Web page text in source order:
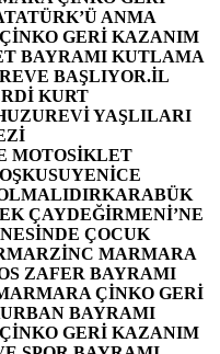
ANMA
GERİ KAZANIM
BAYRAMI KUTLAMA
BAŞLIYOR.İL
KURT
YAŞLILARI
MOTOSİKLET
YENİCE
KARABÜK
ÇAYDEĞİRMENİ’NE
ÇOCUK
MARZİNC MARMARA
ZAFER BAYRAMI
ÇİNKO GERİ
BAYRAMI
GERİ KAZANIM